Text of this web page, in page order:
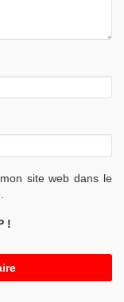
site web dans le
!